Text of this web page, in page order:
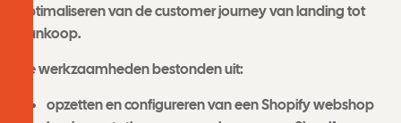
optimaliseren van de customer journey van landing tot
aankoop.
De werkzaamheden bestonden uit:
opzetten en configureren van een Shopify webshop